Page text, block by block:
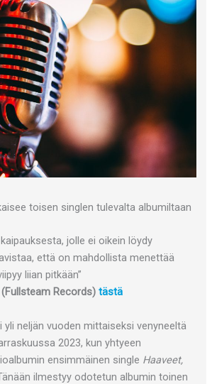
jolle ei oikein löydy
että on mahdollista menettää
liian pitkään”
(Fullsteam Records)tästä
yli neljän vuoden mittaiseksi venyneeltä
2023, kun yhtyeen
ensimmäinen single Haaveet,
ilmestyy odotetun albumin toinen